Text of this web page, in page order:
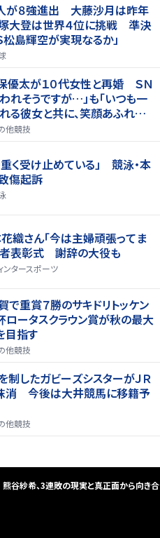
人が８強進出 大藤沙月は昨年
塚大登は世界４位に挑戦 準決
島輝空が実現なるか」
優太が１０代女性と再婚 ＳＮ
れそうですが…」も「いつも一
る彼女と共に、笑顔あふれる
い」
他競技
く受け止めている」 競泳・本
傷起訴
花織さん「今は主婦頑張ってま
者表彰式 謝辞の大役も
ンタースポーツ
で重賞７勝のサキドリトッケン
ロータスクラウン賞が秋の最大
目指す
他競技
制したガビーズシスターがＪＲ
消 今後は大井競馬に移籍予
他競技
熊谷紗希、3連敗の現実と真正面から向き合